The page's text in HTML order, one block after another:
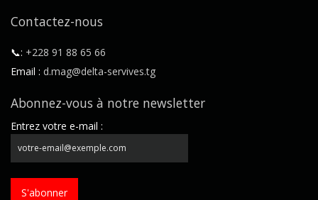
Contactez-nous
📞: +228 91 88 65 66
Email : d.mag@delta-servives.tg
Abonnez-vous à notre newsletter
Entrez votre e-mail :
S'abonner